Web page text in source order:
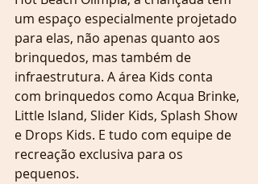
um espaço especialmente projetado
para elas, não apenas quanto aos
brinquedos, mas também de
infraestrutura. A área Kids conta
com brinquedos como Acqua Brinke,
Little Island, Slider Kids, Splash Show
e Drops Kids. E tudo com equipe de
recreação exclusiva para os
pequenos.